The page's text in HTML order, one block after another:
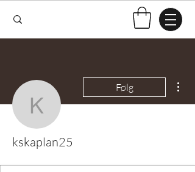
kskaplan25
Følg
kskaplan25